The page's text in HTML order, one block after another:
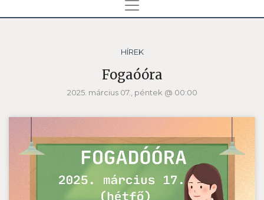
HÍREK
Fogaóóra
2025. március 07., péntek @ 00:00